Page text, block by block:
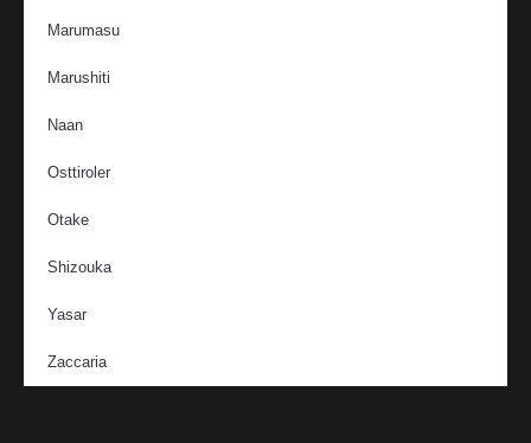
Marumasu
Marushiti
Naan
Osttiroler
Otake
Shizouka
Yasar
Zaccaria